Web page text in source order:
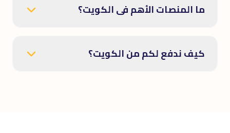
ما المنصات الأهم فى الكويت؟
كيف ندفع لكم من الكويت؟